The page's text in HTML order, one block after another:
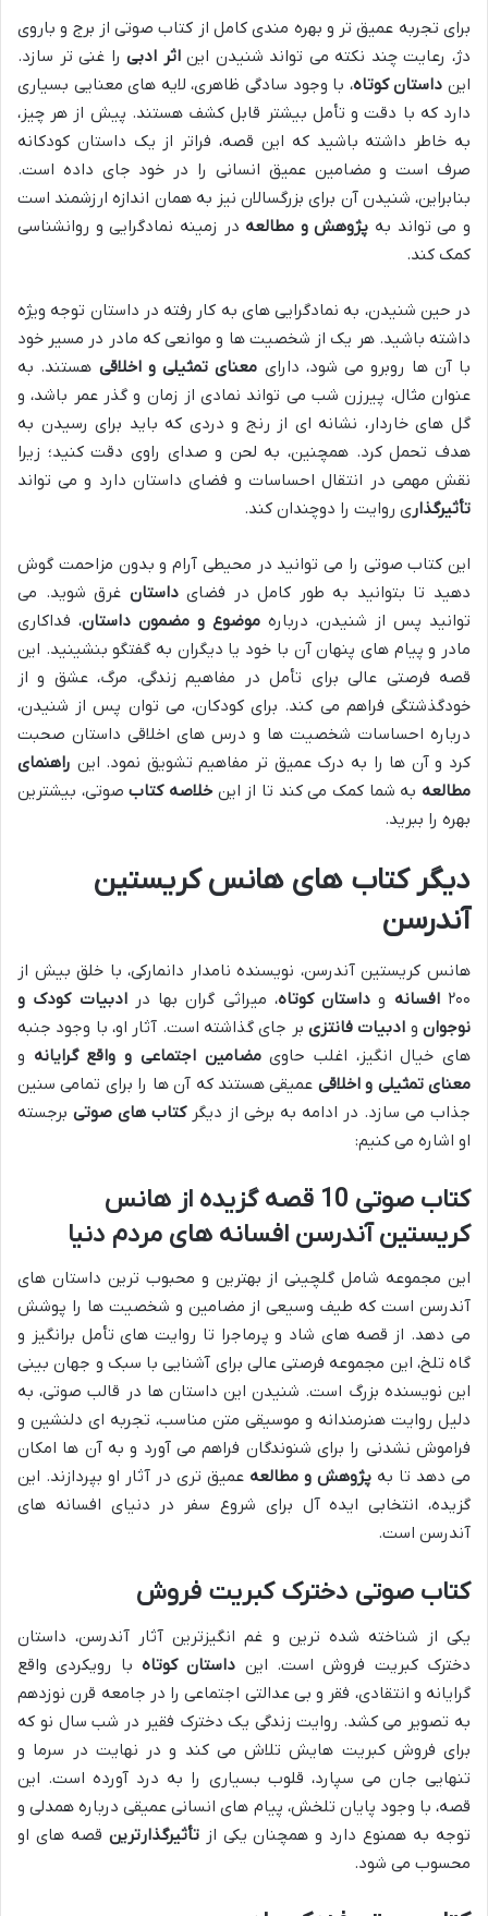
برای تجربه عمیق تر و بهره مندی کامل از کتاب صوتی از برج و باروی
دژ، رعایت چند نکته می تواند شنیدن ایناثر ادبیرا غنی تر سازد.
این داستان کوتاه، با وجود سادگی ظاهری، لایه های معنایی بسیاری
دارد که با دقت و تأمل بیشتر قابل کشف هستند. پیش از هر چیز،
به خاطر داشته باشید که این قصه، فراتر از یک داستان کودکانه
صرف است و مضامین عمیق انسانی را در خود جای داده است.
بنابراین، شنیدن آن برای بزرگسالان نیز به همان اندازه ارزشمند است
و می تواند به پژوهش و مطالعه در زمینه نمادگرایی و روانشناسی
کمک کند.
در حین شنیدن، به نمادگرایی های به کار رفته در داستان توجه ویژه
داشته باشید. هر یک از شخصیت ها و موانعی که مادر در مسیر خود
با آن ها روبرو می شود، دارای معنای تمثیلی و اخلاقی هستند. به
عنوان مثال، پیرزن شب می تواند نمادی از زمان و گذر عمر باشد، و
گل های خاردار، نشانه ای از رنج و دردی که باید برای رسیدن به
هدف تحمل کرد. همچنین، به لحن و صدای راوی دقت کنید؛ زیرا
نقش مهمی در انتقال احساسات و فضای داستان دارد و می تواند
تأثیرگذاری روایت را دوچندان کند.
این کتاب صوتی را می توانید در محیطی آرام و بدون مزاحمت گوش
دهید تا بتوانید به طور کامل در فضایداستان غرق شوید. می
توانید پس از شنیدن، درباره موضوع و مضمون داستان، فداکاری
مادر و پیام های پنهان آن با خود یا دیگران به گفتگو بنشینید. این
قصه فرصتی عالی برای تأمل در مفاهیم زندگی، مرگ، عشق و از
خودگذشتگی فراهم می کند. برای کودکان، می توان پس از شنیدن،
درباره احساسات شخصیت ها و درس های اخلاقی داستان صحبت
کرد و آن ها را به درک عمیق تر مفاهیم تشویق نمود. این راهنمای
مطالعه به شما کمک می کند تا از این خلاصه کتابصوتی، بیشترین
بهره را ببرید.
دیگر کتاب های هانس کریستین
آندرسن
هانس کریستین آندرسن، نویسنده نامدار دانمارکی، با خلق بیش از
۲۰۰ افسانه و داستان کوتاه، میراثی گران بها درادبیات کودک و
نوجوانو ادبیات فانتزی بر جای گذاشته است. آثار او، با وجود جنبه
های خیال انگیز، اغلب حاویمضامین اجتماعی و واقع گرایانه و
معنای تمثیلی و اخلاقی عمیقی هستند که آن ها را برای تمامی سنین
جذاب می سازد. در ادامه به برخی از دیگرکتاب های صوتی برجسته
او اشاره می کنیم:
کتاب صوتی 10 قصه گزیده از هانس
کریستین آندرسن افسانه های مردم دنیا
این مجموعه شامل گلچینی از بهترین و محبوب ترین داستان های
آندرسن است که طیف وسیعی از مضامین و شخصیت ها را پوشش
می دهد. از قصه های شاد و پرماجرا تا روایت های تأمل برانگیز و
گاه تلخ، این مجموعه فرصتی عالی برای آشنایی با سبک و جهان بینی
این نویسنده بزرگ است. شنیدن این داستان ها در قالب صوتی، به
دلیل روایت هنرمندانه و موسیقی متن مناسب، تجربه ای دلنشین و
فراموش نشدنی را برای شنوندگان فراهم می آورد و به آن ها امکان
می دهد تا به پژوهش و مطالعه عمیق تری در آثار او بپردازند. این
گزیده، انتخابی ایده آل برای شروع سفر در دنیای افسانه های
آندرسن است.
کتاب صوتی دخترک کبریت فروش
یکی از شناخته شده ترین و غم انگیزترین آثار آندرسن، داستان
دخترک کبریت فروش است. این داستان کوتاه با رویکردی واقع
گرایانه و انتقادی، فقر و بی عدالتی اجتماعی را در جامعه قرن نوزدهم
به تصویر می کشد. روایت زندگی یک دخترک فقیر در شب سال نو که
برای فروش کبریت هایش تلاش می کند و در نهایت در سرما و
تنهایی جان می سپارد، قلوب بسیاری را به درد آورده است. این
قصه، با وجود پایان تلخش، پیام های انسانی عمیقی درباره همدلی و
توجه به همنوع دارد و همچنان یکی ازتأثیرگذارترین قصه های او
محسوب می شود.